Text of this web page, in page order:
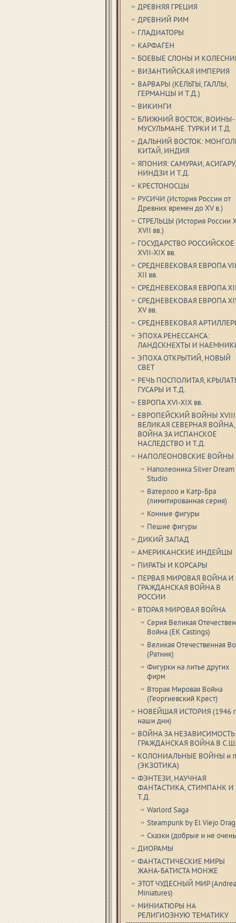
ДРЕВНЯЯ ГРЕЦИЯ
ДРЕВНИЙ РИМ
ГЛАДИАТОРЫ
КАРФАГЕН
БОЕВЫЕ СЛОНЫ И
ВИЗАНТИЙСКАЯ ИМПЕРИЯ
ВАРВАРЫ (КЕЛЬТЫ, ГАЛЛЫ,
ГЕРМАНЦЫ И Т.Д.)
ВИКИНГИ
БЛИЖНИЙ ВОСТОК, ВОИНЫ-
МУСУЛЬМАНЕ. ТУРКИ И Т.Д.
ДАЛЬНИЙ ВОСТОК:
КИТАЙ, ИНДИЯ
ЯПОНИЯ: САМУРАИ, АСИГАРУ,
НИНДЗИ И Т.Д.
КРЕСТОНОСЦЫ
РУСИЧИ (История России от
Древних времен до XV в.)
СТРЕЛЬЦЫ (История России
XVII вв.)
ГОСУДАРСТВО РОССИЙСКОЕ
XVII-XIX вв.
СРЕДНЕВЕКОВАЯ ЕВРОПА
XII вв.
СРЕДНЕВЕКОВАЯ ЕВРОПА
СРЕДНЕВЕКОВАЯ ЕВРОПА
XV вв.
СРЕДНЕВЕКОВАЯ
ЭПОХА РЕНЕССАНСА:
ЛАНДСКНЕХТЫ И
ЭПОХА ОТКРЫТИЙ, НОВЫЙ
СВЕТ
РЕЧЬ ПОСПОЛИТАЯ,
ГУСАРЫ И Т.Д.
ЕВРОПА XVI-XIX вв.
ЕВРОПЕЙСКИЙ ВОЙНЫ XVIII
ВЕЛИКАЯ СЕВЕРНАЯ ВОЙНА,
ВОЙНА ЗА ИСПАНСКОЕ
НАСЛЕДСТВО И Т.Д.
НАПОЛЕОНОВСКИЕ ВОЙНЫ
Наполеоника Silver Dream
Studio
Ватерлоо и Катр-Бра
(лимитированная серия)
Конные фигуры
Пешие фигуры
ДИКИЙ ЗАПАД
АМЕРИКАНСКИЕ ИНДЕЙЦЫ
ПИРАТЫ И КОРСАРЫ
ПЕРВАЯ МИРОВАЯ ВОЙНА И
ГРАЖДАНСКАЯ ВОЙНА В
РОССИИ
ВТОРАЯ МИРОВАЯ ВОЙНА
Серия Великая
Война (EK Castings)
Великая Отечественная
(Ратник)
Фигурки на литье других
фирм
Вторая Мировая Война
(Георгиевский Крест)
НОВЕЙШАЯ ИСТОРИЯ (1946
наши дни)
ВОЙНА ЗА НЕЗАВИСИМОСТЬ
ГРАЖДАНСКАЯ ВОЙНА В
КОЛОНИАЛЬНЫЕ ВОЙНЫ и
(ЭКЗОТИКА)
ФЭНТЕЗИ, НАУЧНАЯ
ФАНТАСТИКА, СТИМПАНК И
Т.Д.
Warlord Saga
Steampunk by El Viejo
Сказки (добрые и не
ДИОРАМЫ
ФАНТАСТИЧЕСКИЕ МИРЫ
ЖАНА-БАТИСТА МОНЖЕ
ЭТОТ ЧУДЕСНЫЙ МИР (Andrea
Miniatures)
МИНИАТЮРЫ НА
РЕЛИГИОЗНУЮ ТЕМАТИКУ